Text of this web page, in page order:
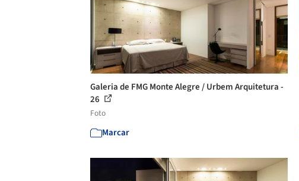
Galeria de FMG Monte Alegre / Urbem Arquitetura -
26
Foto
Marcar